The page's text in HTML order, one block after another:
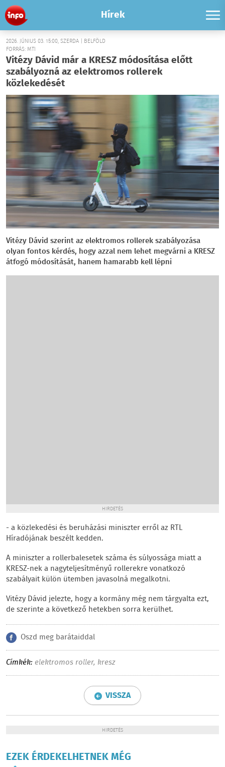
Hírek
2026. JÚNIUS 03. 15:00, SZERDA | BELFÖLD
FORRÁS: MTI
Vitézy Dávid már a KRESZ módosítása előtt
szabályozná az elektromos rollerek
közlekedését
Vitézy Dávid szerint az elektromos rollerek szabályozása
olyan fontos kérdés, hogy azzal nem lehet megvárni a KRESZ
átfogó módosítását, hanem hamarabb kell lépni
HIRDETÉS
- a közlekedési és beruházási miniszter erről az RTL
Híradójának beszélt kedden.
A miniszter a rollerbalesetek száma és súlyossága miatt a
KRESZ-nek a nagyteljesítményű rollerekre vonatkozó
szabályait külön ütemben javasolná megalkotni.
Vitézy Dávid jelezte, hogy a kormány még nem tárgyalta ezt,
de szerinte a következő hetekben sorra kerülhet.
Oszd meg barátaiddal
Címkék: elektromos roller, kresz
VISSZA
HIRDETÉS
EZEK ÉRDEKELHETNEK MÉG